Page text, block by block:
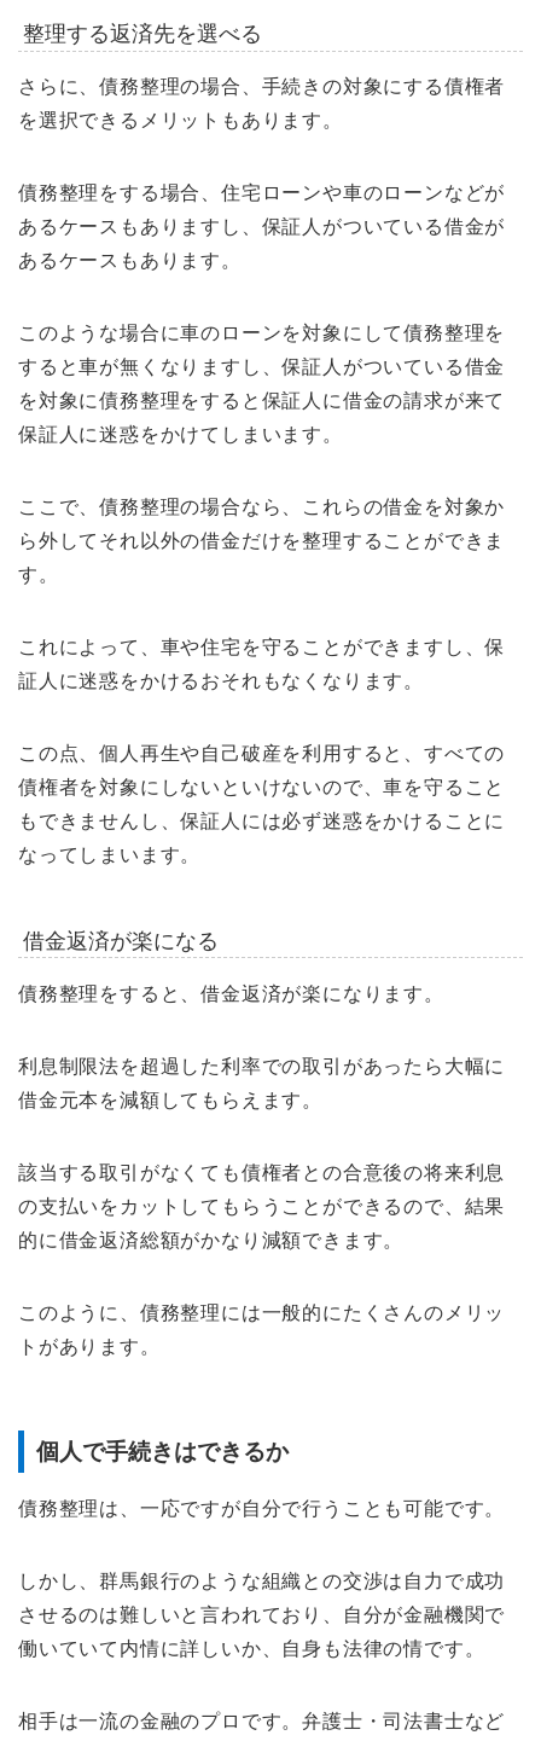
整理する返済先を選べる
さらに、債務整理の場合、手続きの対象にする債権者
を選択できるメリットもあります。
債務整理をする場合、住宅ローンや車のローンなどが
あるケースもありますし、保証人がついている借金が
あるケースもあります。
このような場合に車のローンを対象にして債務整理を
すると車が無くなりますし、保証人がついている借金
を対象に債務整理をすると保証人に借金の請求が来て
保証人に迷惑をかけてしまいます。
ここで、債務整理の場合なら、これらの借金を対象か
ら外してそれ以外の借金だけを整理することができま
す。
これによって、車や住宅を守ることができますし、保
証人に迷惑をかけるおそれもなくなります。
この点、個人再生や自己破産を利用すると、すべての
債権者を対象にしないといけないので、車を守ること
もできませんし、保証人には必ず迷惑をかけることに
なってしまいます。
借金返済が楽になる
債務整理をすると、借金返済が楽になります。
利息制限法を超過した利率での取引があったら大幅に
借金元本を減額してもらえます。
該当する取引がなくても債権者との合意後の将来利息
の支払いをカットしてもらうことができるので、結果
的に借金返済総額がかなり減額できます。
このように、債務整理には一般的にたくさんのメリッ
トがあります。
個人で手続きはできるか
債務整理は、一応ですが自分で行うことも可能です。
しかし、群馬銀行のような組織との交渉は自力で成功
させるのは難しいと言われており、自分が金融機関で
働いていて内情に詳しいか、自身も法律の情です。
相手は一流の金融のプロです。弁護士・司法書士など